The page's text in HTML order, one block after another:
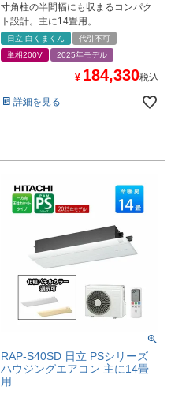
寸角柱の半間幅にも収まるコンパク
ト設計。主に14畳用。
日立 白くまくん
代引不可
単相200V
2025年モデル
¥ 184,330税込
詳細を見る
RAP-S40SD 日立 PSシリーズ
ハウジングエアコン 主に14畳
用